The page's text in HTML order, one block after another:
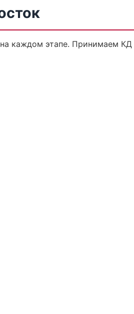
каждом этапе. Принимаем КД